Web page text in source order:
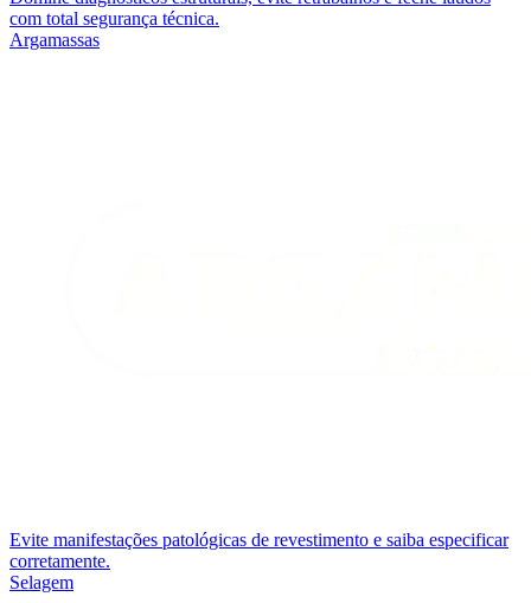
com total segurança técnica.
Argamassas
Evite manifestações patológicas de revestimento e saiba especificar
corretamente.
Selagem